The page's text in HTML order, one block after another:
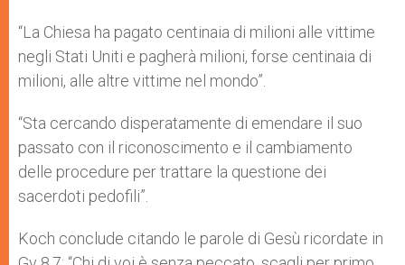
“La Chiesa ha pagato centinaia di milioni alle vittime
negli Stati Uniti e pagherà milioni, forse centinaia di
milioni, alle altre vittime nel mondo”.
“Sta cercando disperatamente di emendare il suo
passato con il riconoscimento e il cambiamento
delle procedure per trattare la questione dei
sacerdoti pedofili”.
Koch conclude citando le parole di Gesù ricordate in